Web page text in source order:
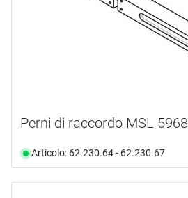
Perni di raccordo MSL 5968
Articolo: 62.230.64 - 62.230.67